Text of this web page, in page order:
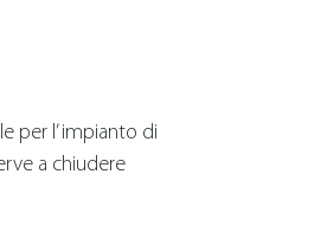
per l’ impianto di
a chiudere